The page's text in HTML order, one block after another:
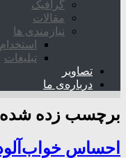
گرافیک
مقالات
نیازمندی ها
استخدام
تبلیغات
تصاویر
درباره‌ی ما
برچسب زده شده
احساس